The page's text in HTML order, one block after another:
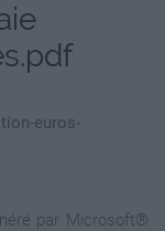
euros-
par Microsoft®